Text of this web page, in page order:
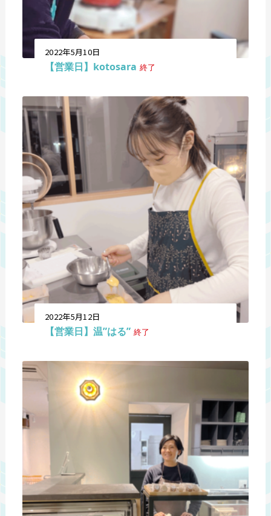
2022年5月10日
【営業日】kotosara 終了
2022年5月12日
【営業日】温”はる” 終了